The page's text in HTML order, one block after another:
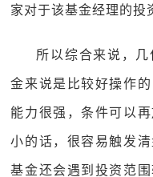
家对于该基金经理的投
所以综合来说，
金来说是比较好操作
能力很强，条件可以
小的话，很容易触发
基金还会遇到投资范